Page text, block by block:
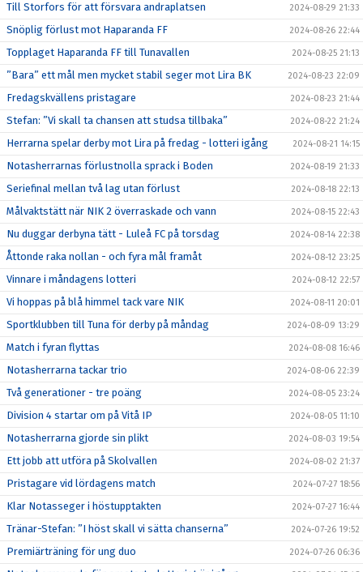
Till Storfors för att försvara andraplatsen 2024-08-29 21:33
Snöplig förlust mot Haparanda FF 2024-08-26 22:44
Topplaget Haparanda FF till Tunavallen 2024-08-25 21:13
”Bara” ett mål men mycket stabil seger mot Lira BK 2024-08-23 22:09
Fredagskvällens pristagare 2024-08-23 21:44
Stefan: ”Vi skall ta chansen att studsa tillbaka” 2024-08-22 21:24
Herrarna spelar derby mot Lira på fredag - lotteri igång 2024-08-21 14:15
Notasherrarnas förlustnolla sprack i Boden 2024-08-19 21:33
Seriefinal mellan två lag utan förlust 2024-08-18 22:13
Målvaktstätt när NIK 2 överraskade och vann 2024-08-15 22:43
Nu duggar derbyna tätt - Luleå FC på torsdag 2024-08-14 22:38
Åttonde raka nollan - och fyra mål framåt 2024-08-12 23:25
Vinnare i måndagens lotteri 2024-08-12 22:57
Vi hoppas på blå himmel tack vare NIK 2024-08-11 20:01
Sportklubben till Tuna för derby på måndag 2024-08-09 13:29
Match i fyran flyttas 2024-08-08 16:46
Notasherrarna tackar trio 2024-08-06 22:39
Två generationer - tre poäng 2024-08-05 23:24
Division 4 startar om på Vitå IP 2024-08-05 11:10
Notasherrarna gjorde sin plikt 2024-08-03 19:54
Ett jobb att utföra på Skolvallen 2024-08-02 21:37
Pristagare vid lördagens match 2024-07-27 18:56
Klar Notasseger i höstupptakten 2024-07-27 16:44
Tränar-Stefan: ”I höst skall vi sätta chanserna” 2024-07-26 19:52
Premiärträning för ung duo 2024-07-26 06:36